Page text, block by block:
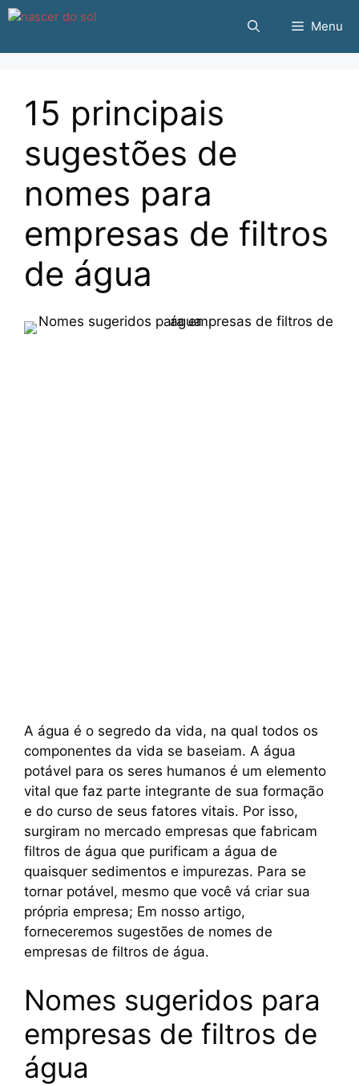
Pular
o
Menu
15 principais
sugestões de
nomes para
empresas de filtros
de água
A água é o segredo da vida, na qual todos os
componentes da vida se baseiam. A água
potável para os seres humanos é um elemento
vital que faz parte integrante de sua formação
e do curso de seus fatores vitais. Por isso,
surgiram no mercado empresas que fabricam
filtros de água que purificam a água de
quaisquer sedimentos e impurezas. Para se
tornar potável, mesmo que você vá criar sua
própria empresa; Em nosso artigo,
forneceremos sugestões de nomes de
empresas de filtros de água.
Nomes sugeridos para
empresas de filtros de
água